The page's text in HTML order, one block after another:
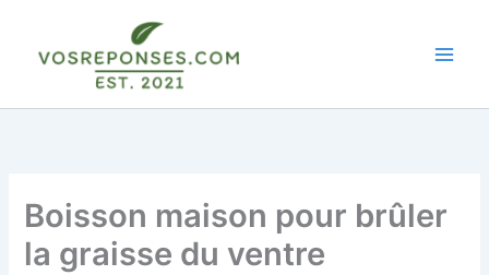
contenu
Boisson maison pour brûler
la graisse du ventre